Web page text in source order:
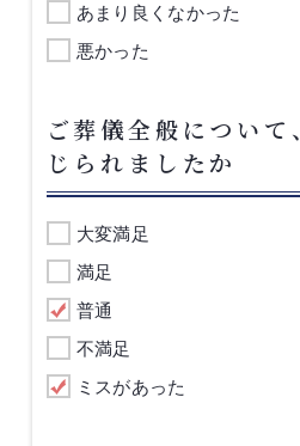
あまり良くなかった
悪かった
ご葬儀全般につい
じられましたか
大変満足
満足
普通
不満足
ミスがあった